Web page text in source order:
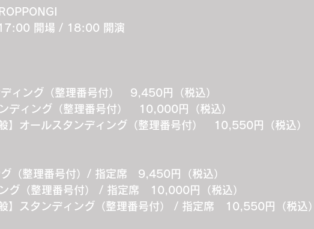
開場 / 18:00 開演
ィング（整理番号付）　9,450円（税込）
ディング（整理番号付）　10,000円（税込）
】オールスタンディング（整理番号付）　10,550円（税込）
グ（整理番号付）/ 指定席　9,450円（税込）
グ（整理番号付） / 指定席　10,000円（税込）
】スタンディング（整理番号付） / 指定席　10,550円（税込）